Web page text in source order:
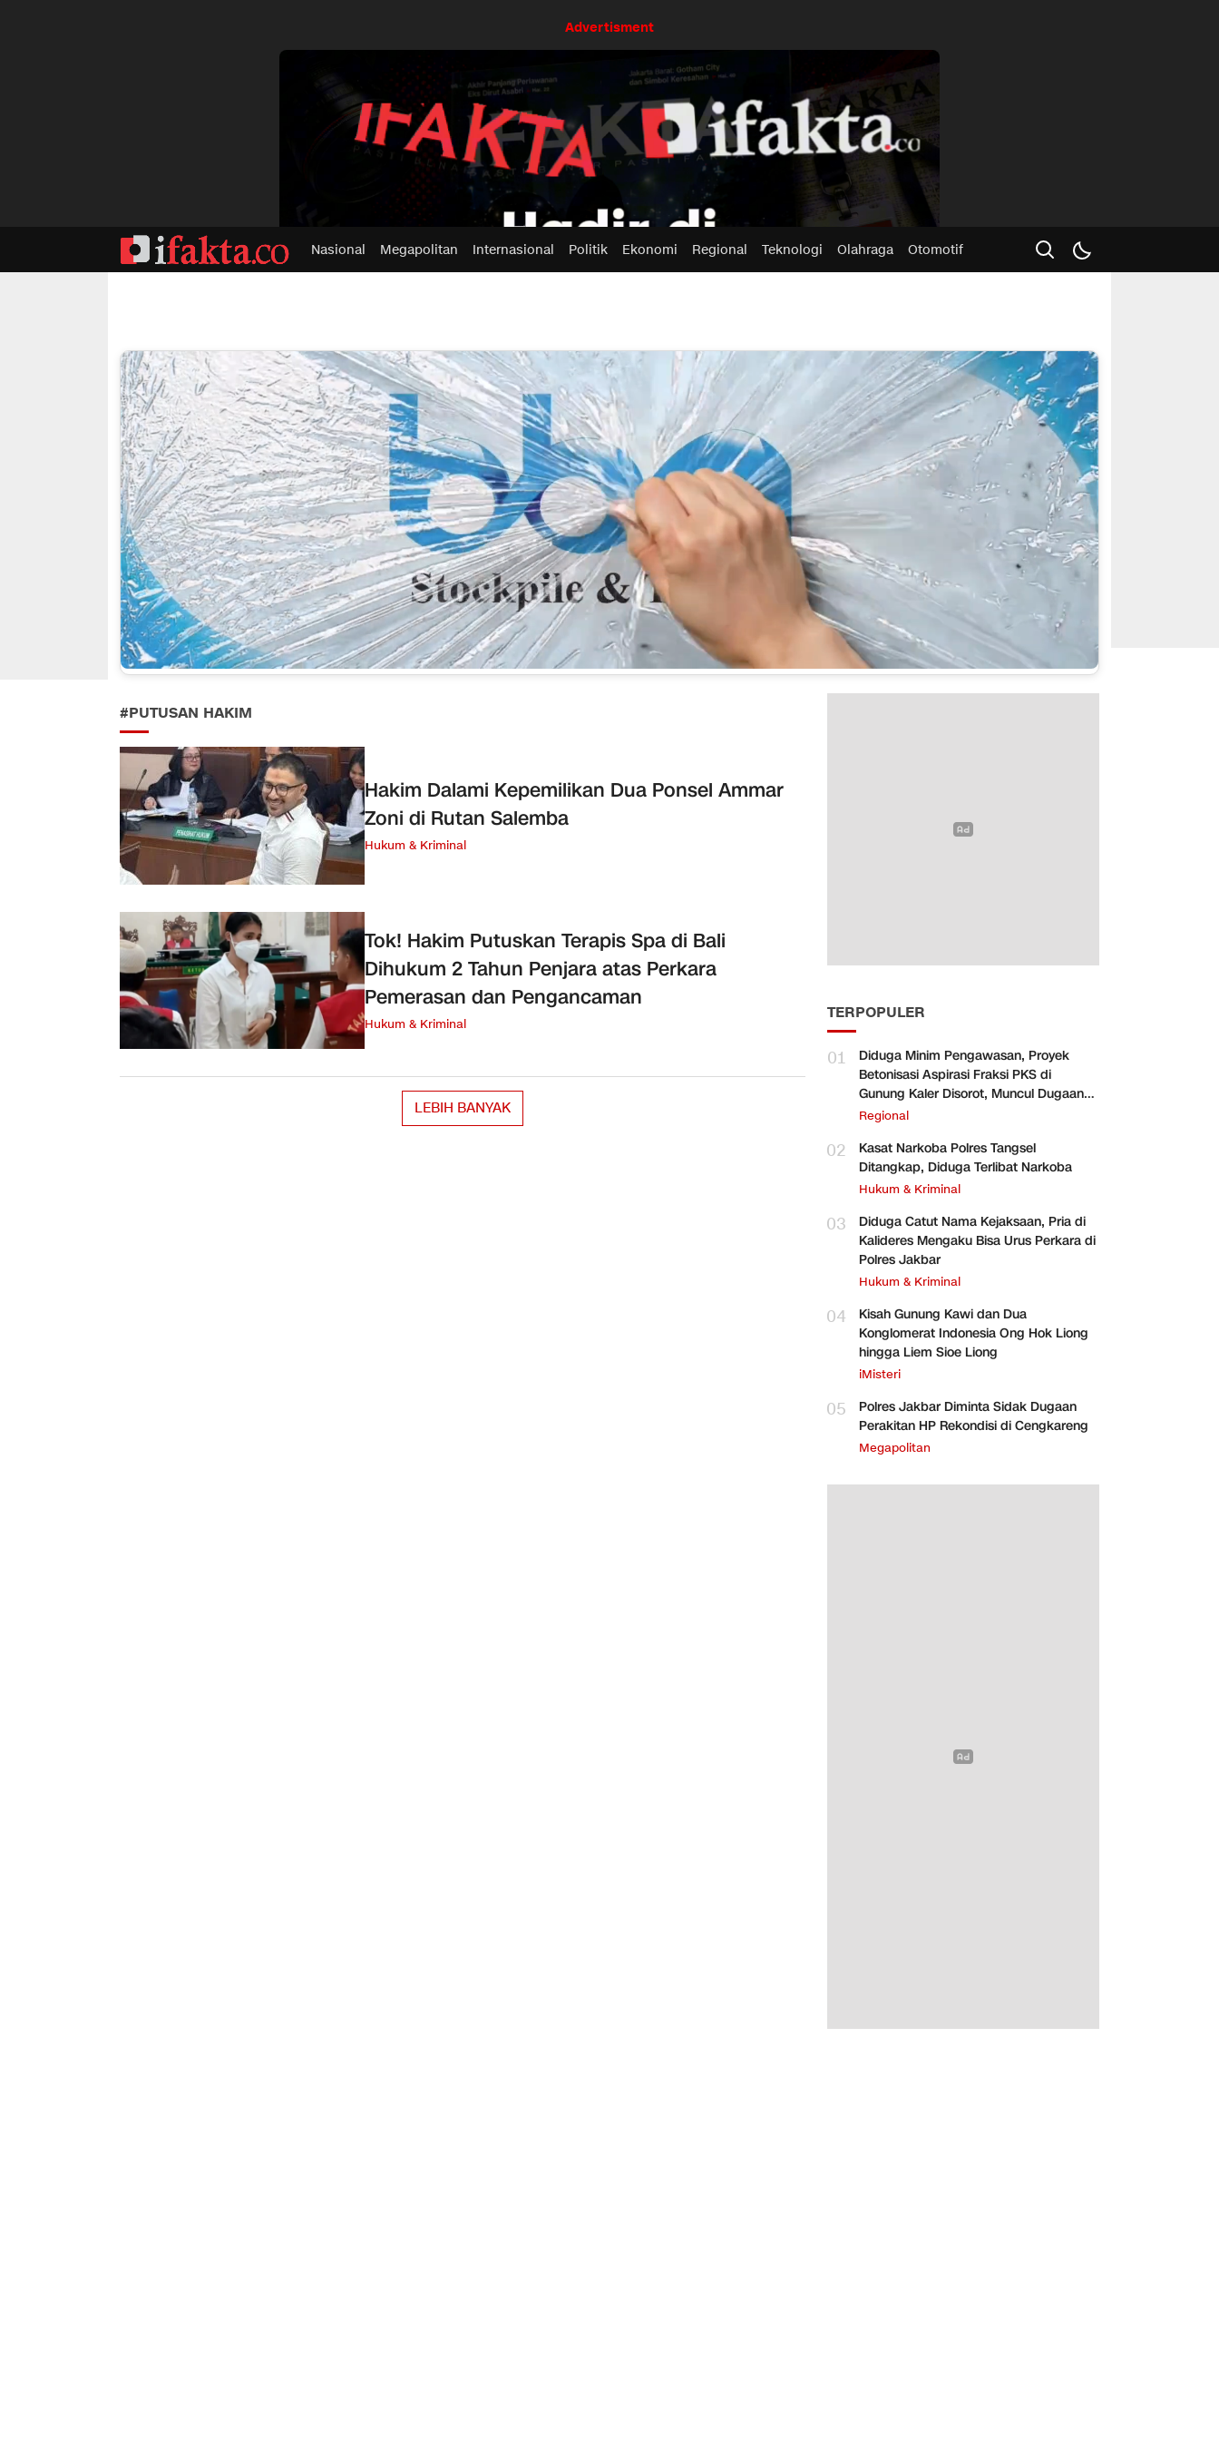
Advertisment
Nasional Megapolitan Internasional Politik Ekonomi Regional Teknologi Olahraga Otomotif
#PUTUSAN HAKIM
Hakim Dalami Kepemilikan Dua Ponsel Ammar
Zoni di Rutan Salemba
Hukum & Kriminal
Tok! Hakim Putuskan Terapis Spa di Bali
Dihukum 2 Tahun Penjara atas Perkara
Pemerasan dan Pengancaman
Hukum & Kriminal
LEBIH BANYAK
TERPOPULER
01
Diduga Minim Pengawasan, Proyek
Betonisasi Aspirasi Fraksi PKS di
Gunung Kaler Disorot, Muncul Dugaan
Pengurangan Volume
Regional
02
Kasat Narkoba Polres Tangsel
Ditangkap, Diduga Terlibat Narkoba
Hukum & Kriminal
03
Diduga Catut Nama Kejaksaan, Pria di
Kalideres Mengaku Bisa Urus Perkara di
Polres Jakbar
Hukum & Kriminal
04
Kisah Gunung Kawi dan Dua
Konglomerat Indonesia Ong Hok Liong
hingga Liem Sioe Liong
iMisteri
05
Polres Jakbar Diminta Sidak Dugaan
Perakitan HP Rekondisi di Cengkareng
Megapolitan